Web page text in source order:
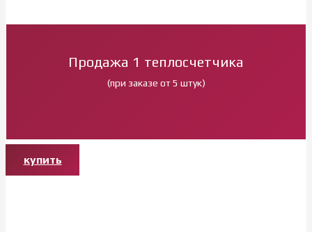
Продажа 1 теплосчетчика
(при заказе от 5 штук)
купить